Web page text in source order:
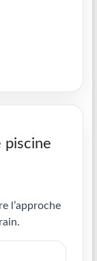
piscine
l’approche